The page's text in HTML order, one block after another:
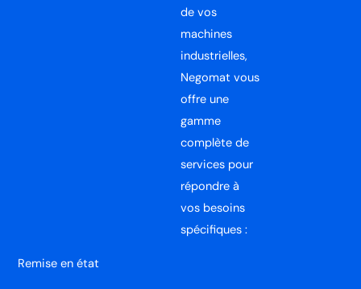
de vos
machines
industrielles,
Negomat vous
offre une
gamme
complète de
services pour
répondre à
vos besoins
spécifiques :
Remise en état